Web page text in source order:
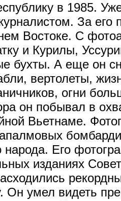
в 1985.
За его
Востоке. С
и Курилы,
бухты. А еще он
вертолеты,
огни
он побывал в
Вьетнаме.
народа. Его
изданиях
Он умел видеть